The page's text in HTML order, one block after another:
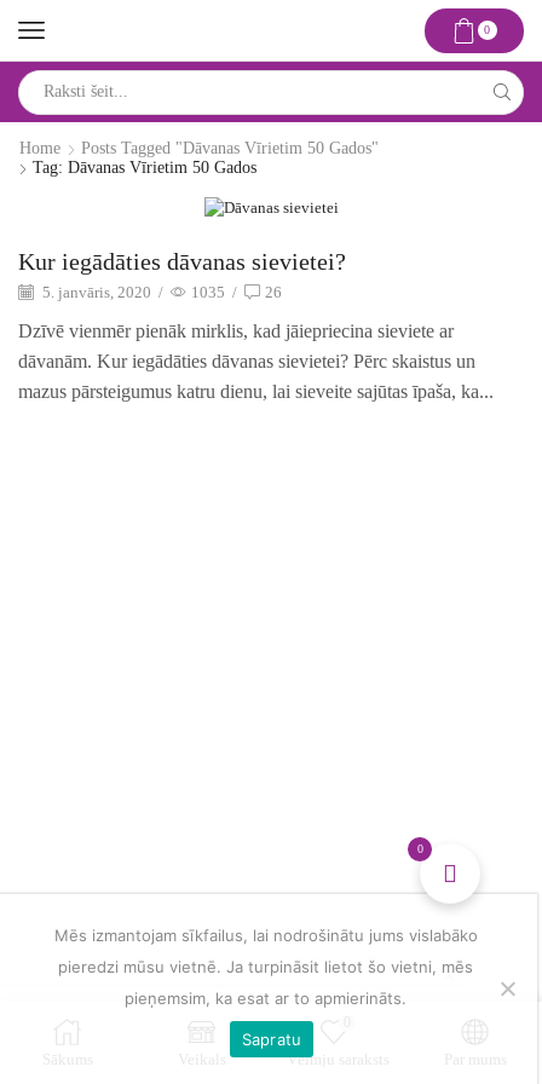
0
input
Home
Posts Tagged "dāvanas Vīrietim 50 Gados"
Tag: Dāvanas Vīrietim 50 Gados
Idejas un risinājumi
Kur iegādāties dāvanas sievietei?
5. janvāris, 2020 / 1035 / 26
Dzīvē vienmēr pienāk mirklis, kad jāiepriecina sieviete ar
dāvanām. Kur iegādāties dāvanas sievietei? Pērc skaistus un
mazus pārsteigumus katru dienu, lai sieveite sajūtas īpaša, ka...
Sākums Veikals Vēlmju saraksts Par mums
0
Mēs izmantojam sīkfailus, lai nodrošinātu jums vislabāko
pieredzi mūsu vietnē. Ja turpināsit lietot šo vietni, mēs
pieņemsim, ka esat ar to apmierināts.
Sapratu